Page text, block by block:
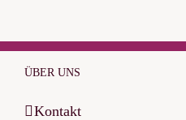
ÜBER UNS
Kontakt